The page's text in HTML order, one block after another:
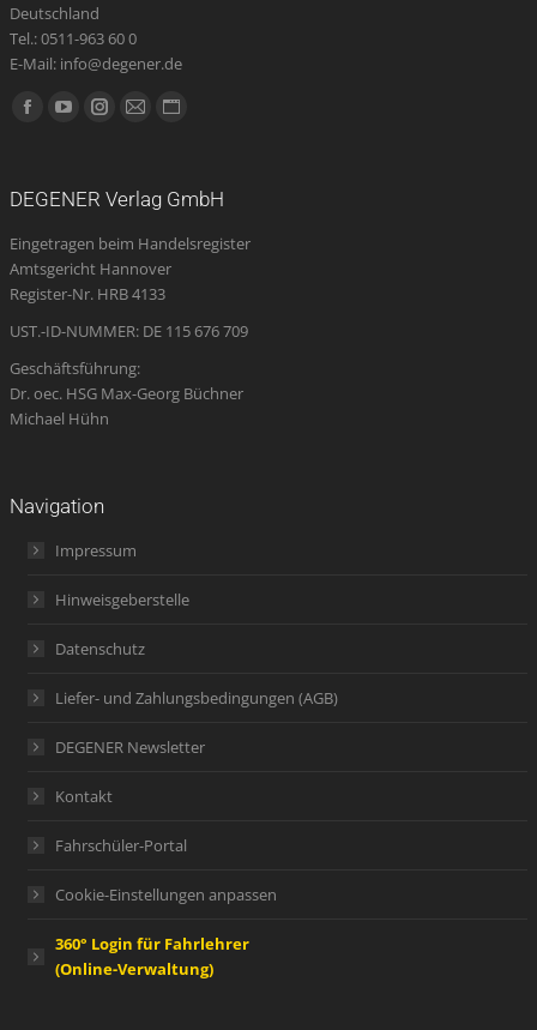
Deutschland
Tel.: 0511-963 60 0
E-Mail: info@degener.de
Finden Sie uns auf:
Facebook
in
new
window
YouTube
in
new
window
Instagram
in
new
window
E-
opens
in
new
window
Website
in
new
DEGENER Verlag GmbH
Eingetragen beim Handelsregister
Amtsgericht Hannover
Register-Nr. HRB 4133
UST.-ID-NUMMER: DE 115 676 709
Geschäftsführung:
Dr. oec. HSG Max-Georg Büchner
Michael Hühn
Navigation
Impressum
Hinweisgeberstelle
Datenschutz
Liefer- und Zahlungsbedingungen (AGB)
DEGENER Newsletter
Kontakt
Fahrschüler-Portal
Cookie-Einstellungen anpassen
360° Login für Fahrlehrer
(Online-Verwaltung)